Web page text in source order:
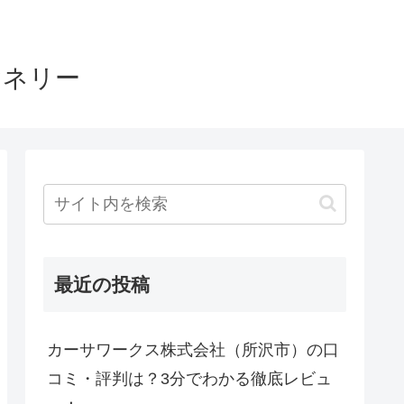
リー
最近の投稿
カーサワークス株式会社（所沢市）の口
コミ・評判は？3分でわかる徹底レビュ